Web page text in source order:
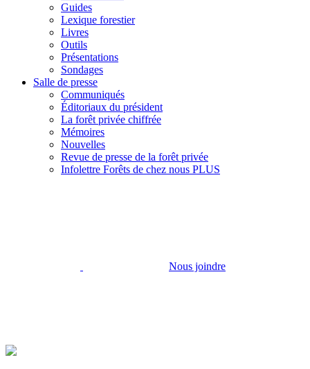
Guides
Lexique forestier
Livres
Outils
Présentations
Sondages
Salle de presse
Communiqués
Éditoriaux du président
La forêt privée chiffrée
Mémoires
Nouvelles
Revue de presse de la forêt privée
Infolettre Forêts de chez nous PLUS
Nous joindre